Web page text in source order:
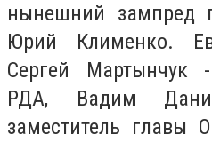
нынешний зампред
Юрий Клименко.
Сергей Мартынчук
РДА, Вадим
заместитель главы